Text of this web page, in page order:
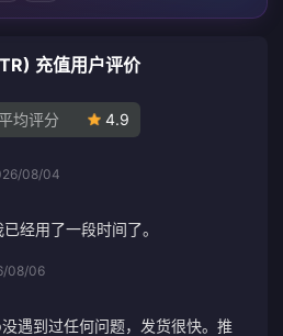
充值用户评价
均评分 4.9
08/04
经用了一段时间了。
08/06
遇到过任何问题，发货很快。推